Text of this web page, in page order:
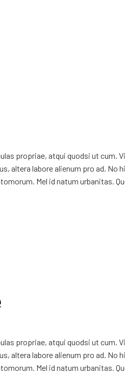
propriae, atqui quodsi ut cum.
altera labore alienum pro ad. No
Mel id natum urbanitas.
propriae, atqui quodsi ut cum.
altera labore alienum pro ad. No
Mel id natum urbanitas.